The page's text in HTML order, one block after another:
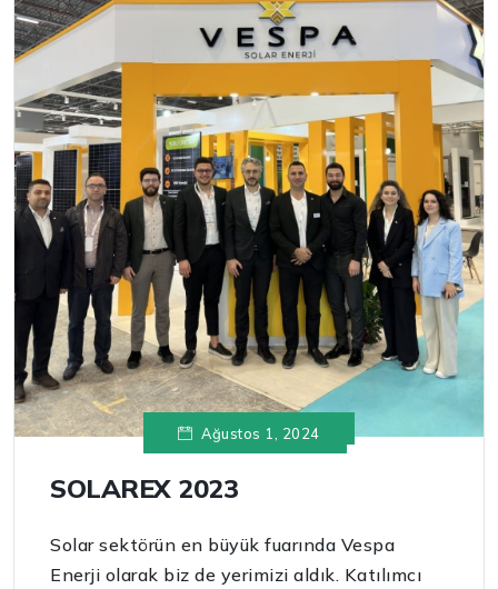
Ağustos 1, 2024
SOLAREX 2023
Solar sektörün en büyük fuarında Vespa
Enerji olarak biz de yerimizi aldık. Katılımcı